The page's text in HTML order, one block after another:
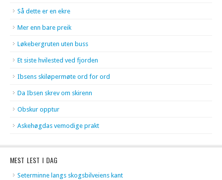
Så dette er en ekre
Mer enn bare preik
Løkebergruten uten buss
Et siste hvilested ved fjorden
Ibsens skiløpermøte ord for ord
Da Ibsen skrev om skirenn
Obskur opptur
Askehøgdas vemodige prakt
MEST LEST I DAG
Seterminne langs skogsbilveiens kant